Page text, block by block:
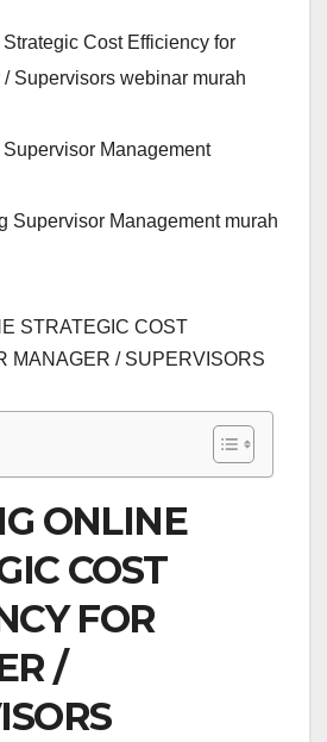
Cost Efficiency for
/ Supervisors webinar murah
Management
Supervisor Management murah
STRATEGIC COST
MANAGER / SUPERVISORS
ONLINE
COST
FOR
/